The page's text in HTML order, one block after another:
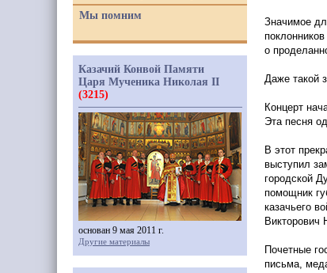
Значимое
о
Даже такой
Концерт
Эта песня
В этот
выступил
городской
помощник
казачьего
Викторович
Почетные
письма,
Мы помним
Казачий Конвой Памяти
Царя Мученика Николая II
(3215)
основан 9 мая 2011 г.
Другие материалы